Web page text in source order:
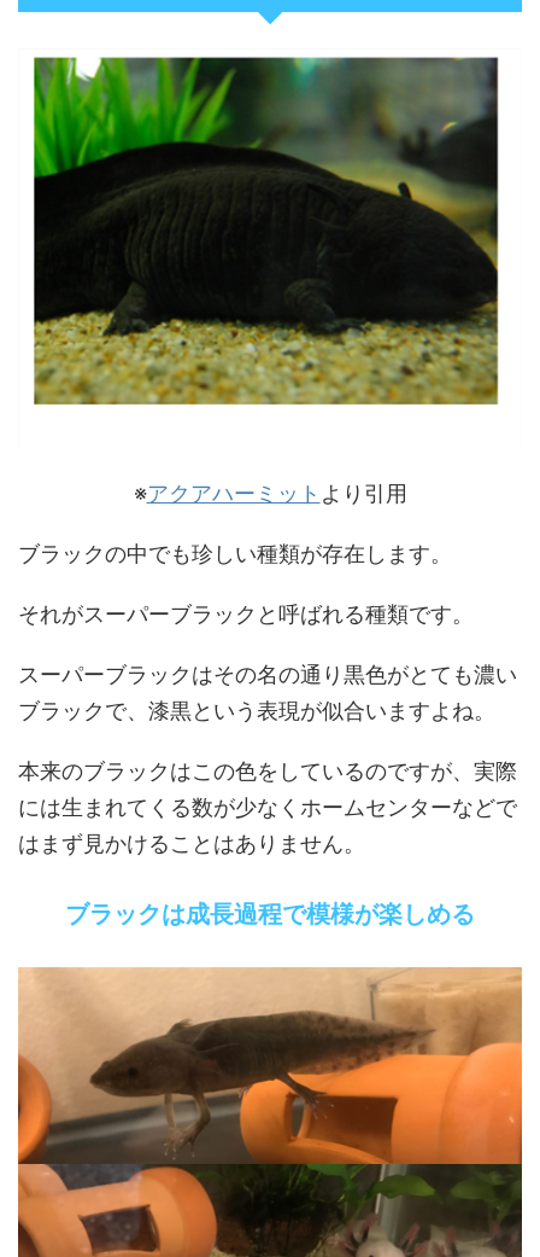
※アクアハーミット より引用
ブラックの中でも珍しい種類が存在します。
それがスーパーブラックと呼ばれる種類です。
スーパーブラックはその名の通り黒色がとても濃い
ブラックで、漆黒という表現が似合いますよね。
本来のブラックはこの色をしているのですが、実際
には生まれてくる数が少なくホームセンターなどで
はまず見かけることはありません。
ブラックは成長過程で模様が楽しめる